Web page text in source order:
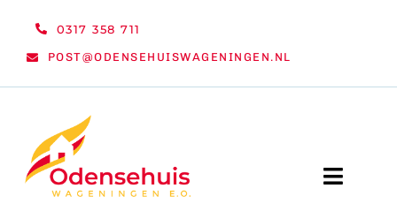
0317 358 711
POST@ODENSEHUISWAGENINGEN.NL
Toggle